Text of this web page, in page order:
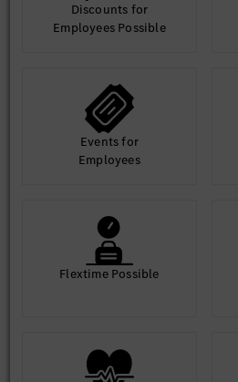
Discounts for
Employees Possible
Events for
Employees
Flextime Possible